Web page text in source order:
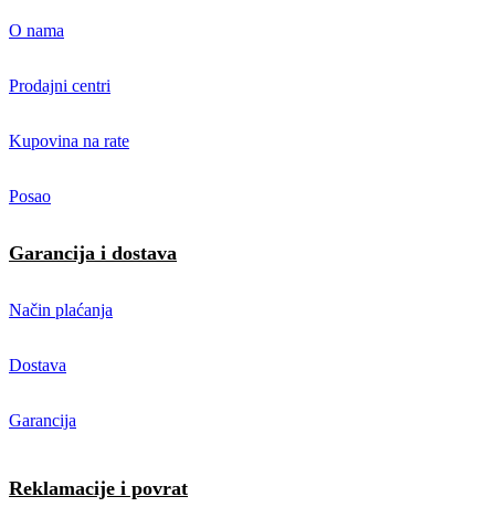
O nama
Prodajni centri
Kupovina na rate
Posao
Garancija i dostava
Način plaćanja
Dostava
Garancija
Reklamacije i povrat